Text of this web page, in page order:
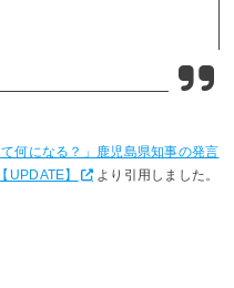
何になる？」鹿児島県知事の発言
UPDATE】
より引用しました。